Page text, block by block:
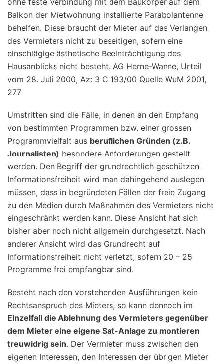
ohne feste Verbindung mit dem Baukörper auf dem
Balkon der Mietwohnung installierte Parabolantenne
behelfen. Diese braucht der Mieter auf das Verlangen
des Vermieters nicht zu beseitigen, sofern eine
einschlägige ästhetische Beeinträchtigung des
Hausanblicks nicht besteht. AG Herne-Wanne, Urteil
vom 28. Juli 2000, Az: 3 C 193/00 Quelle WuM 2001,
277
Umstritten sind die Fälle, in denen an den Empfang
von bestimmten Programmen bzw. einer grossen
Programmvielfalt aus beruflichen Gründen (z.B.
Journalisten) besondere Anforderungen gestellt
werden. Den Begriff der grundrechtlich geschützen
Informationsfreiheit wird man dahingehend auslegen
müssen, dass in begründeten Fällen der freie Zugang
zu den Medien durch Maßnahmen des Vermieters nicht
eingeschränkt werden kann. Diese Ansicht hat sich
bisher aber noch nicht allgemein durchgesetzt. Nach
anderer Ansicht wird das Grundrecht auf
Informationsfreiheit nicht verletzt, sofern 20 – 25
Programme frei empfangbar sind.
Besteht nach den vorstehenden Ausführungen kein
Rechtsanspruch des Mieters, so kann dennoch im
Einzelfall die Ablehnung des Vermieters gegenüber
dem Mieter eine eigene Sat-Anlage zu montieren
treuwidrig sein. Der Vermieter muss zwischen den
eigenen Interessen, den Interessen der übrigen Mieter